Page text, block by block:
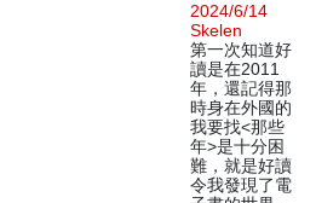
2024/6/14
Skelen
第一次知道好
讀是在2011
年，還記得那
時身在外國的
我要找<那些
年>是十分困
難，就是好讀
令我發現了電